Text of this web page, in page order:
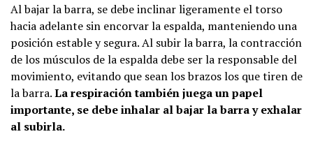
Al bajar la barra, se debe inclinar ligeramente el torso
hacia adelante sin encorvar la espalda, manteniendo una
posición estable y segura. Al subir la barra, la contracción
de los músculos de la espalda debe ser la responsable del
movimiento, evitando que sean los brazos los que tiren de
la barra.La respiración también juega un papel
importante, se debe inhalar al bajar la barra y exhalar
al subirla.